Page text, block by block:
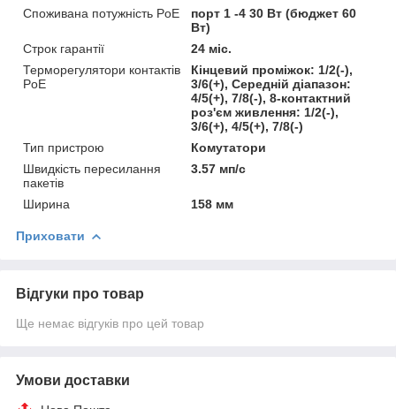
Споживана потужність PoE
порт 1 -4 30 Вт (бюджет 60
Вт)
Строк гарантії
24 міс.
Терморегулятори контактів
PoE
Кінцевий проміжок: 1/2(-),
3/6(+), Середній діапазон:
4/5(+), 7/8(-), 8-контактний
роз'єм живлення: 1/2(-),
3/6(+), 4/5(+), 7/8(-)
Тип пристрою
Комутатори
Швидкість пересилання
пакетів
3.57 мп/с
Ширина 158 мм
Приховати
Відгуки про товар
Ще немає відгуків про цей товар
Умови доставки